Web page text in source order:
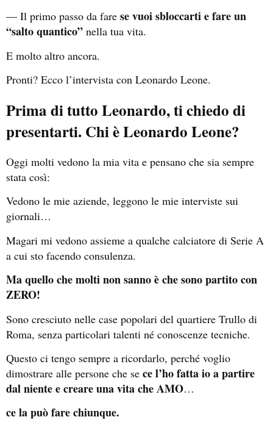
— Il primo passo da fare se vuoi sbloccarti e fare un
“salto quantico” nella tua vita.
E molto altro ancora.
Pronti? Ecco l’intervista con Leonardo Leone.
Prima di tutto Leonardo, ti chiedo di
presentarti. Chi è Leonardo Leone?
Oggi molti vedono la mia vita e pensano che sia sempre
stata così:
Vedono le mie aziende, leggono le mie interviste sui
giornali…
Magari mi vedono assieme a qualche calciatore di Serie A
a cui sto facendo consulenza.
Ma quello che molti non sanno è che sono partito con
ZERO!
Sono cresciuto nelle case popolari del quartiere Trullo di
Roma, senza particolari talenti né conoscenze tecniche.
Questo ci tengo sempre a ricordarlo, perché voglio
dimostrare alle persone che se ce l’ho fatta io a partire
dal niente e creare una vita che AMO…
ce la può fare chiunque.